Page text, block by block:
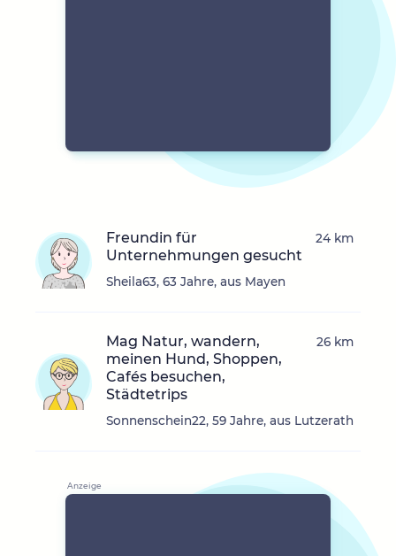
Freundin für
Unternehmungen gesucht
Sheila63, 63 Jahre, aus Mayen
24 km
Mag Natur, wandern,
meinen Hund, Shoppen,
Cafés besuchen,
Städtetrips
Sonnenschein22, 59 Jahre, aus Lutzerath
26 km